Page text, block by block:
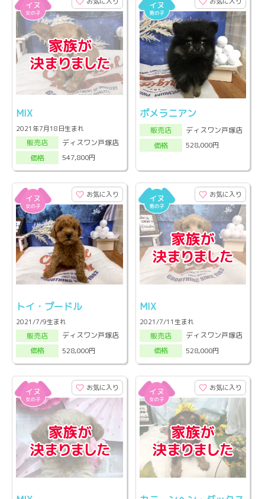
MIX
2021年7月18日生まれ
販売店
ディスワン戸塚店
価格
547,800円
ポメラニアン
販売店
ディスワン戸塚店
価格
528,000円
お気に入り
トイ・プードル
2021/7/9生まれ
販売店
ディスワン戸塚店
価格
528,000円
お気に入り
MIX
2021/7/11生まれ
販売店
ディスワン戸塚店
価格
528,000円
お気に入り お気に入り